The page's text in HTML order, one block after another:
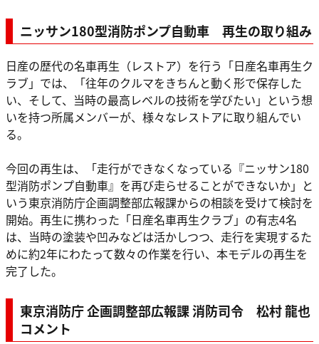
ニッサン180型消防ポンプ自動車 再生の取り組み
日産の歴代の名車再生（レストア）を行う「日産名車再生ク
ラブ」では、「往年のクルマをきちんと動く形で保存した
い、そして、当時の最高レベルの技術を学びたい」という想
いを持つ所属メンバーが、様々なレストアに取り組んでい
る。
今回の再生は、「走行ができなくなっている『ニッサン180
型消防ポンプ自動車』を再び走らせることができないか」と
いう東京消防庁企画調整部広報課からの相談を受けて検討を
開始。再生に携わった「日産名車再生クラブ」の有志4名
は、当時の塗装や凹みなどは活かしつつ、走行を実現するた
めに約2年にわたって数々の作業を行い、本モデルの再生を
完了した。
東京消防庁 企画調整部広報課 消防司令 松村 龍也
コメント